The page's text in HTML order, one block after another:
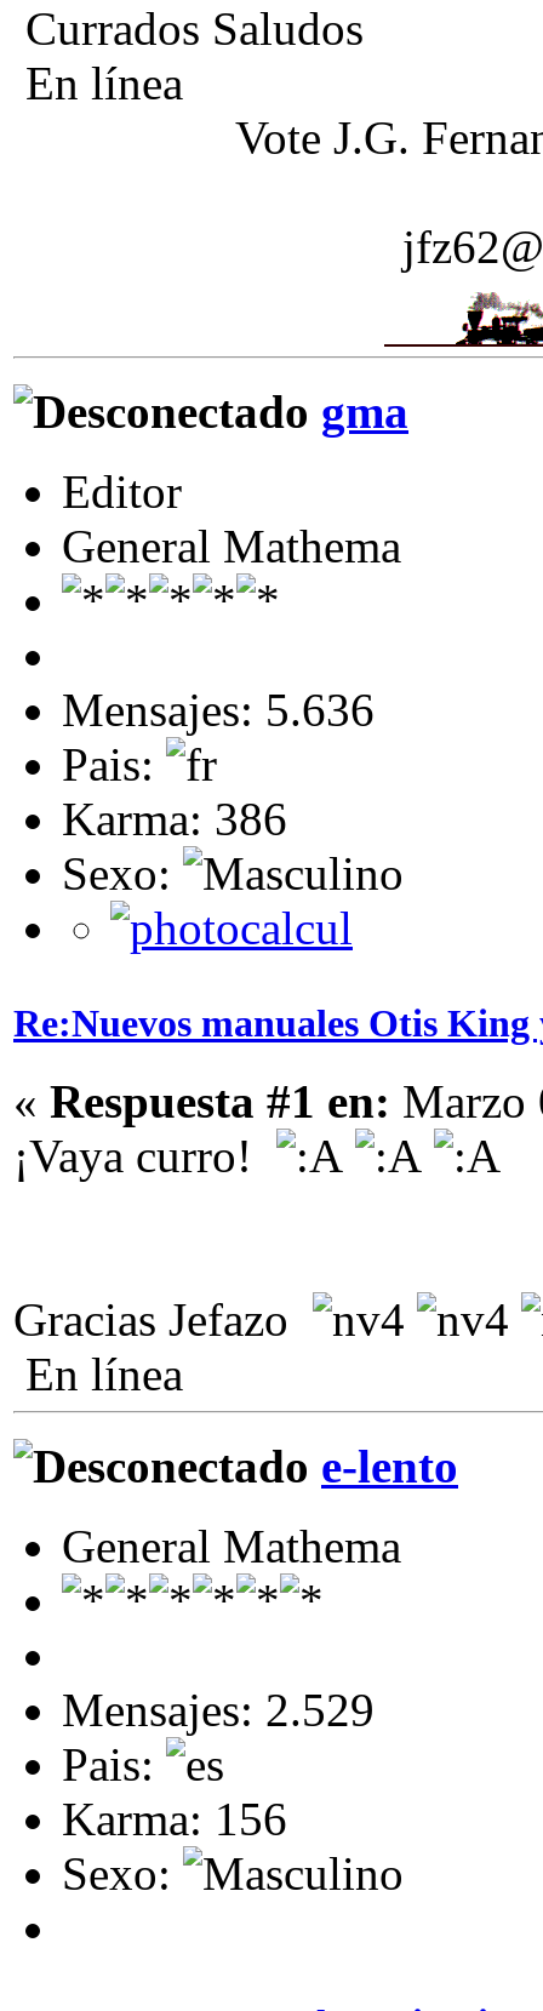
Currados Saludos
En línea
Vote J.G.
gma
Editor
General Mathema
Mensajes: 5.636
Pais:
Karma: 386
Sexo:
Re:Nuevos manuales Otis
« Respuesta #1 en: Marzo
¡Vaya curro!
Gracias Jefazo
En línea
e-lento
General Mathema
Mensajes: 2.529
Pais:
Karma: 156
Sexo: